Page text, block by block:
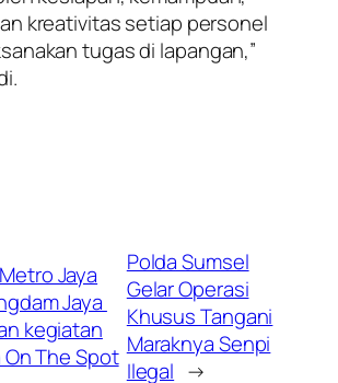
kreativitas setiap personel
tugas di lapangan,”
Jaya
Jaya
kegiatan
On The Spot
Polda Sumsel
Gelar Operasi
Khusus Tangani
Maraknya Senpi
Ilegal →